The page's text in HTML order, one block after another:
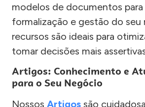
modelos de documentos para
formalização e gestão do seu
recursos são ideais para
tomar decisões mais
Artigos: Conhecimento e
para o Seu Negócio
Nossos Artigos são